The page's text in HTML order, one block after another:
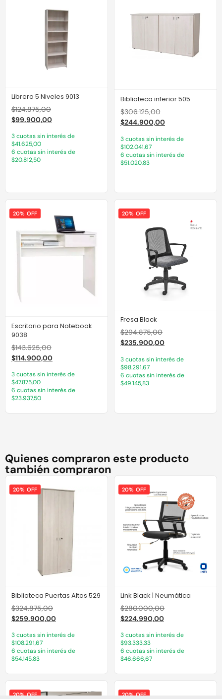
Librero 5 Niveles 9013
$124.875,00
$99.900,00
3 cuotas sin interés de
$41.625,00
6 cuotas sin interés de
$20.812,50
Biblioteca inferior 505
$306.125,00
$244.900,00
3 cuotas sin interés de
$102.041,67
6 cuotas sin interés de
$51.020,83
20% OFF
Escritorio para Notebook
9038
$143.625,00
$114.900,00
3 cuotas sin interés de
$47.875,00
6 cuotas sin interés de
$23.937,50
20% OFF
Fresa Black
$294.875,00
$235.900,00
3 cuotas sin interés de
$98.291,67
6 cuotas sin interés de
$49.145,83
Quienes compraron este producto
también compraron
20% OFF
Biblioteca Puertas Altas 529
$324.875,00
$259.900,00
3 cuotas sin interés de
$108.291,67
6 cuotas sin interés de
$54.145,83
20% OFF
Link Black | Neumática
$280.000,00
$224.990,00
3 cuotas sin interés de
$93.333,33
6 cuotas sin interés de
$46.666,67
20% OFF 20% OFF